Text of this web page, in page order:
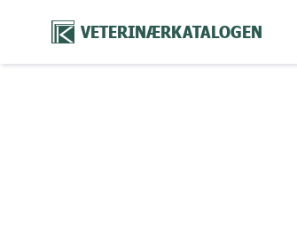
VETERINÆRKATALOGEN